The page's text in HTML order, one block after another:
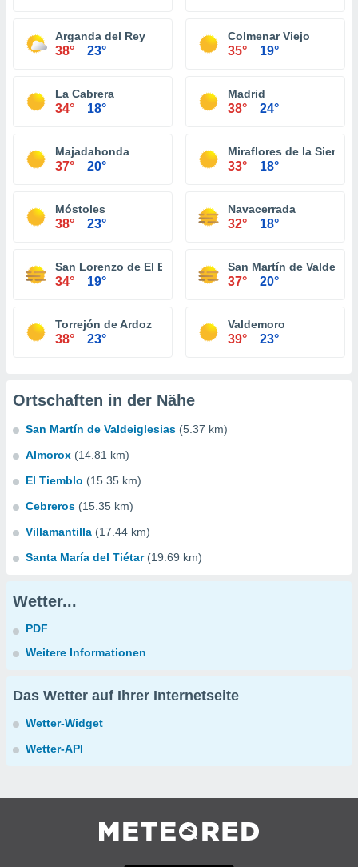
Arganda del Rey
38° 23°
Colmenar Viejo
35° 19°
La Cabrera
34° 18°
Madrid
38° 24°
Majadahonda
37° 20°
Miraflores de la Sierra
33° 18°
Móstoles
38° 23°
Navacerrada
32° 18°
San Lorenzo de El Escorial
34° 19°
San Martín de
37° 20°
Torrejón de Ardoz
38° 23°
Valdemoro
39° 23°
Ortschaften in der Nähe
San Martín de Valdeiglesias (5.37 km)
Almorox (14.81 km)
El Tiemblo (15.35 km)
Cebreros (15.35 km)
Villamantilla (17.44 km)
Santa María del Tiétar (19.69 km)
Wetter...
PDF
Weitere Informationen
Das Wetter auf Ihrer Internetseite
Wetter-Widget
Wetter-API